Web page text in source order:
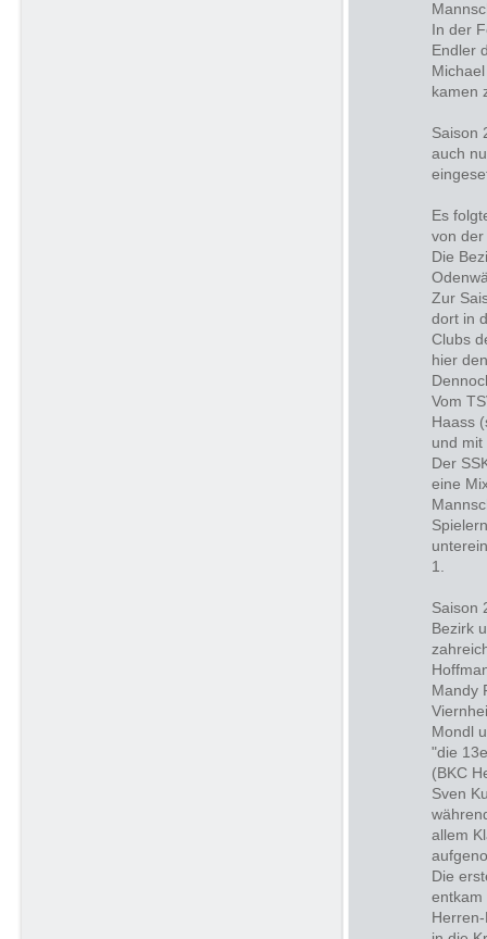
In der
Endler
kamen
Saison
auch
Es
von
Die
Zur
dort in
Clubs
hier
Vom
Haass
und
Der
eine
1.
Saison
Bezirk
Mandy
Mondl
"die
(BKC
Sven
allem
Die
entkam